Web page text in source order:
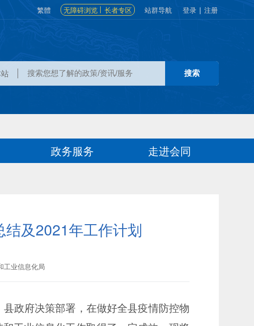
繁體 无障碍浏览 长者专区 站群导航 登录 | 注册
政务服务 走进会同
及2021年工作计划
工业信息化局
政府决策部署， 在做好全县疫情防控物